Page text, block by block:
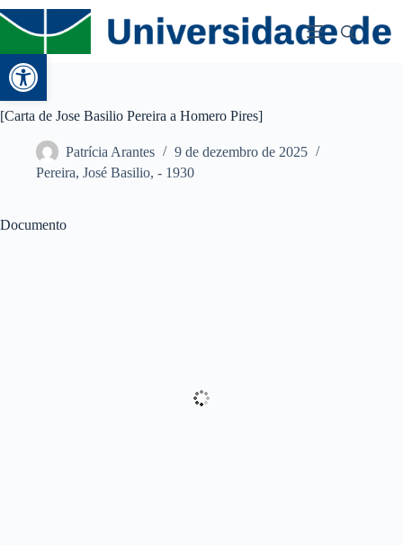
Abrir a barra de ferramentas
[Carta de Jose Basilio Pereira a Homero Pires]
Patrícia Arantes
9 de dezembro de 2025
Pereira, José Basilio, - 1930
Documento